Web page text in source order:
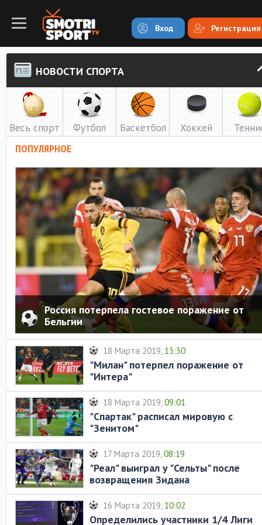
Вход Регистрация
НОВОСТИ СПОРТА
Весь спорт Футбол Баскетбол Хоккей
ПОПУЛЯРНОЕ
Россия потерпела гостевое поражение от
Бельгии
18 Марта 2019, 13:30
"Милан" потерпел поражение от
"Интера"
18 Марта 2019,09:01
"Спартак" расписал мировую с
"Зенитом"
17 Марта 2019,08:19
"Реал" выиграл у "Сельты" после
возвращения Зидана
16 Марта 2019, 10:02
Определились участники 1/4 Лиги